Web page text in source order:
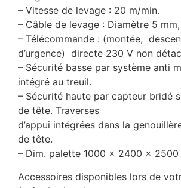
– Vitesse de levage : 20 m/min.
– Câble de levage : Diamètre 5
– Télécommande : (montée,
d’urgence) directe 230 V non
– Sécurité basse par système anti
intégré au treuil.
– Sécurité haute par capteur bridé
de tête. Traverses
d’appui intégrées dans la
de tête.
– Dim. palette 1000 x 2400 x 2500
Accessoires disponibles lors de